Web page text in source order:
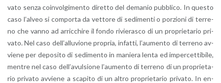
va­to senza coin­vol­gi­men­to di­ret­to del de­ma­nio pub­bli­co. In que­sto
caso l’al­veo si com­por­ta da vet­to­re di se­di­men­ti o por­zio­ni di ter­re­
no che vanno ad ar­ric­chi­re il fondo ri­vie­ra­sco di un pro­prie­ta­rio pri­
va­to. Nel caso del­l’al­lu­vio­ne pro­pria, in­fat­ti, l’au­men­to di ter­re­no av­
vie­ne per de­po­si­to di se­di­men­to in ma­nie­ra lenta ed im­per­cet­ti­bi­le,
men­tre nel caso del­l’a­vul­sio­ne l’au­men­to di ter­re­no di un pro­prie­ta­
rio pri­va­to av­vie­ne a sca­pi­to di un altro pro­prie­ta­rio pri­va­to. In en­